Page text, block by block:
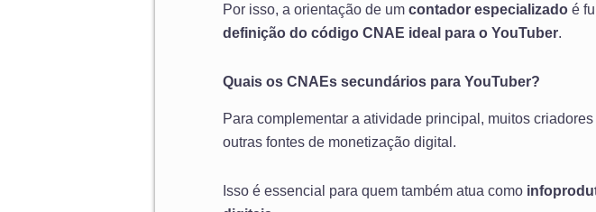
Por isso, a orientação de um contador especializado é
definição do código CNAE ideal para o YouTuber.
Quais os CNAEs secundários para YouTuber?
Para complementar a atividade principal, muitos
outras fontes de monetização digital.
Isso é essencial para quem também atua como